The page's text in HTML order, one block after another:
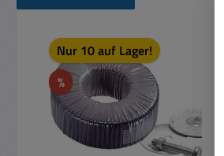
Produktgalerie überspringen
Nur 10 auf Lager!
%Rabatt